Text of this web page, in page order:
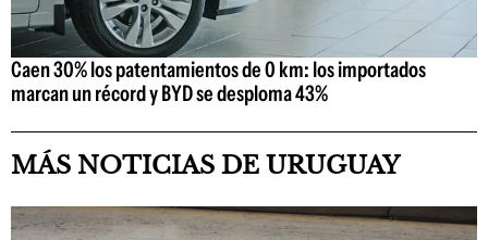
Caen 30% los patentamientos de 0 km: los importados
marcan un récord y BYD se desploma 43%
MÁS NOTICIAS DE URUGUAY